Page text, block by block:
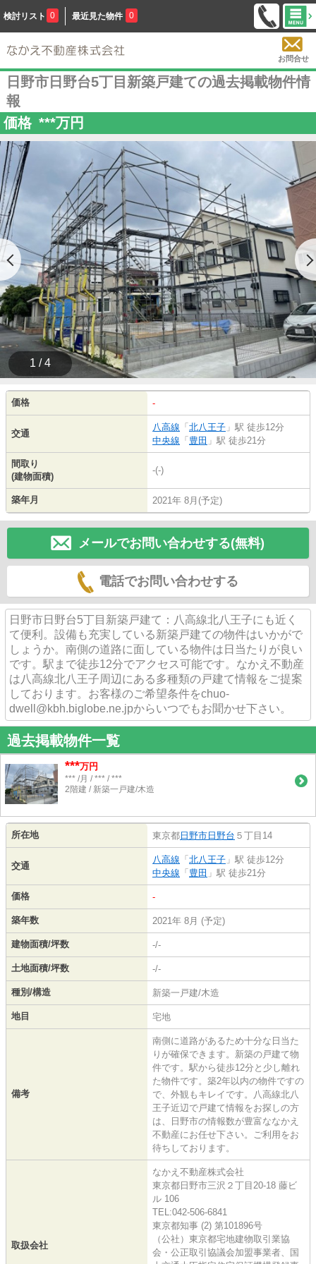
検討リスト 0 最近見た物件 0
お問合せ
日野市日野台5丁目新築戸建ての過去掲載物件情
報
価格 ***万円
1 / 4
価格 -
交通
八高線 「 北八王子 」駅 徒歩12分
中央線 「 豊田 」駅 徒歩21分
間取り
(建物面積)
-(-)
築年月 2021年 8月(予定)
メールでお問い合わせする(無料)
電話でお問い合わせする
日野市日野台5丁目新築戸建て：八高線北八王子にも近く
て便利。設備も充実している新築戸建ての物件はいかがで
しょうか。南側の道路に面している物件は日当たりが良い
です。駅まで徒歩12分でアクセス可能です。なかえ不動産
は八高線北八王子周辺にある多種類の戸建て情報をご提案
しております。お客様のご希望条件をchuo-
dwell@kbh.biglobe.ne.jpからいつでもお聞かせ下さい。
過去掲載物件一覧
***万円
*** /月 / *** / ***
2階建 / 新築一戸建/木造
所在地 東京都 日野市 日野台 ５丁目14
交通
八高線 「 北八王子 」駅 徒歩12分
中央線 「 豊田 」駅 徒歩21分
価格 -
築年数 2021年 8月 (予定)
建物面積/坪数 -/-
土地面積/坪数 -/-
種別/構造 新築一戸建/木造
地目 宅地
備考
南側に道路があるため十分な日当た
りが確保できます。新築の戸建て物
件です。駅から徒歩12分と少し離れ
た物件です。築2年以内の物件ですの
で、外観もキレイです。八高線北八
王子近辺で戸建て情報をお探しの方
は、日野市の情報数が豊富ななかえ
不動産にお任せ下さい。ご利用をお
待ちしております。
取扱会社
なかえ不動産株式会社
東京都日野市三沢２丁目20-18 藤ビ
ル 106
TEL:042-506-6841
東京都知事 (2) 第101896号
（公社）東京都宅地建物取引業協
会・公正取引協議会加盟事業者、国